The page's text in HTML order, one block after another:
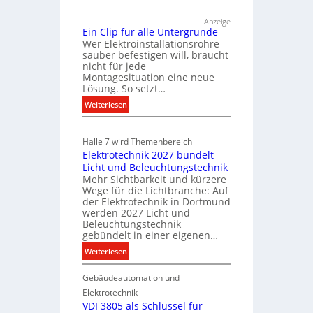
l
e
k
t
m
b
i
i
t
ä
t
n
d
r
k
o
m
m
u
n
i
a
t
o
n
m
i
t
S
y
s
t
e
Anzeige
Ein Clip für alle Untergründe
Wer Elektroinstallationsrohre
sauber befestigen will, braucht
nicht für jede
Montagesituation eine neue
Lösung. So setzt…
Weiterlesen:
E
n
C
i
p
f
ü
r
a
l
l
e
U
Halle 7 wird Themenbereich
Elektrotechnik 2027 bündelt
Licht und Beleuchtungstechnik
Mehr Sichtbarkeit und kürzere
Wege für die Lichtbranche: Auf
der Elektrotechnik in Dortmund
werden 2027 Licht und
Beleuchtungstechnik
gebündelt in einer eigenen…
Weiterlesen:
E
l
e
k
Gebäudeautomation und
Elektrotechnik
VDI 3805 als Schlüssel für